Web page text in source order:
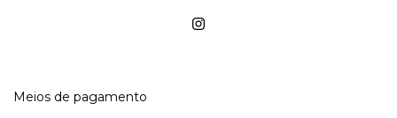
Meios de pagamento